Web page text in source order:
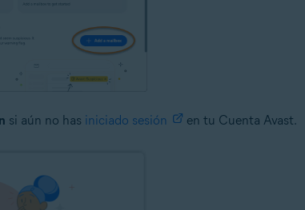
si aún no has iniciado sesión en tu Cuenta Avast.